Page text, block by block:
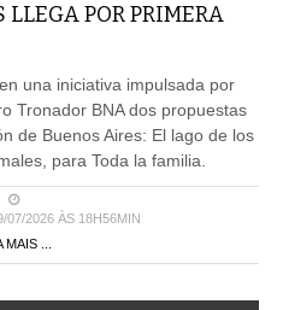
POR PRIMERA
una iniciativa impulsada por
Tronador BNA dos propuestas
de Buenos Aires: El lago de los
para Toda la familia.
07/2026 ÀS 18H56MIN
MAIS ...